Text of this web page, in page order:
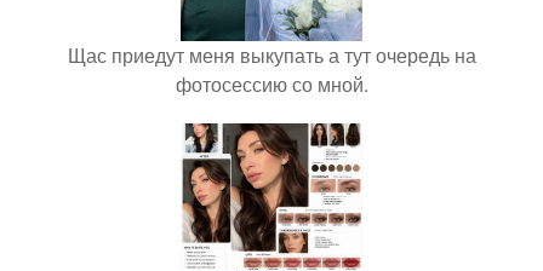
Щас приедут меня выкупать а тут очередь на
фотосессию со мной.